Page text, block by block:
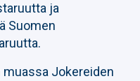
ja
Suomen
Jokereiden